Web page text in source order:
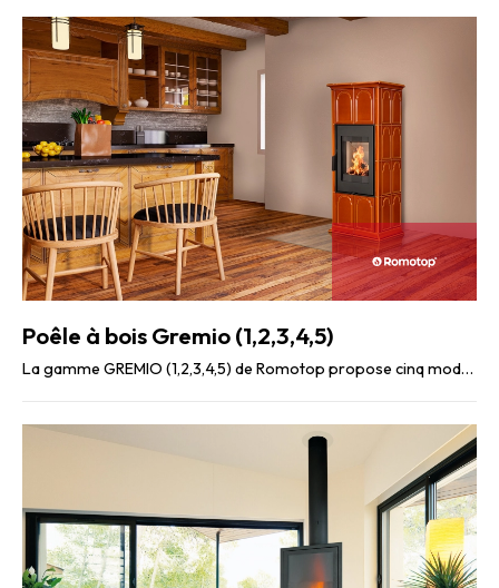
Poêle à bois Gremio (1,2,3,4,5)
La gamme GREMIO (1,2,3,4,5) de Romotop propose cinq modèles de poêles à accumulation, conçus ...